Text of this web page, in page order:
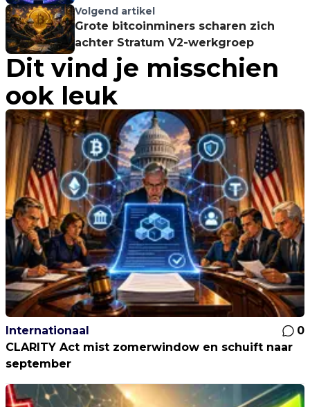
bewijzen
Volgend artikel
Grote bitcoinminers scharen zich
achter Stratum V2-werkgroep
Dit vind je misschien
ook leuk
Internationaal
0
CLARITY Act mist zomerwindow en schuift naar
september